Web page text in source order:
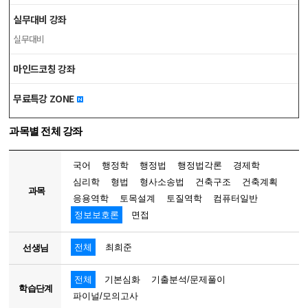
실무대비 강좌
실무대비
마인드코칭 강좌
무료특강 ZONE
과목별 전체 강좌
과목
국어 행정학 행정법 행정법각론
경제학
심리학
형법 형사소송법 건축구조
건축계획
응용역학
토목설계 토질역학
컴퓨터일반
정보보호론
면접
선생님 전체 최희준
학습단계
전체 기본심화
기출분석/문제풀이
파이널/모의고사